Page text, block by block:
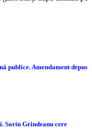
publice. Amendament depus
Sorin Grindeanu cere